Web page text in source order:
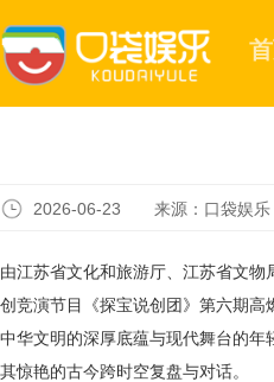
2026-06-23 来源：口袋娱乐
由江苏省文化和旅游厅、江苏省文物
创竞演节目《探宝说创团》第六期
中华文明的深厚底蕴与现代舞台的年
其惊艳的古今跨时空复盘与对话。